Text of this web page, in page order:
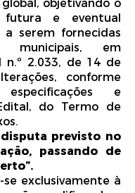
disponível durante
do Município de
eletrônica do
dia 08/05/2026,
por meio do site
das propostas:
dia
de Brasília, por meio
de lances: dia
de Brasília, por meio
eletrônico da Bolsa
objetivando o
e eventual
a serem fornecidas
municipais, em
n.º 2.033, de 14 de
conforme
especificações e
do Termo de
previsto no
passando de
exclusivamente à